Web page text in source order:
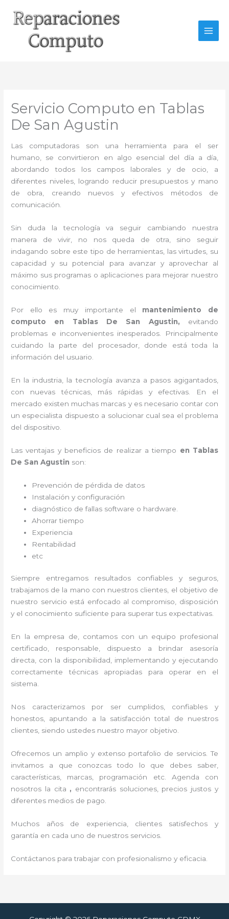
contenido
Servicio Computo en Tablas
De San Agustin
Las computadoras son una herramienta para el ser
humano, se convirtieron en algo esencial del día a día,
abordando todos los campos laborales y de ocio, a
diferentes niveles, logrando reducir presupuestos y mano
de obra, creando nuevos y efectivos métodos de
comunicación.
Sin duda la tecnología va seguir cambiando nuestra
manera de vivir, no nos queda de otra, sino seguir
indagando sobre este tipo de herramientas, las virtudes, su
capacidad y su potencial para avanzar y aprovechar al
máximo sus programas o aplicaciones para mejorar nuestro
conocimiento.
Por ello es muy importante el mantenimiento de
computo en Tablas De San Agustin, evitando
problemas e inconvenientes inesperados. Principalmente
cuidando la parte del procesador, donde está toda la
información del usuario.
En la industria, la tecnología avanza a pasos agigantados,
con nuevas técnicas, más rápidas y efectivas . En el
mercado existen muchas marcas y es necesario contar con
un especialista dispuesto a solucionar cual sea el problema
del dispositivo.
Las ventajas y beneficios de realizar a tiempo en Tablas
De San Agustin son:
Prevención de pérdida de datos
Instalación y configuración
diagnóstico de fallas software o hardware
Ahorrar tiempo
Experiencia
Rentabilidad
etc
Siempre entregamos resultados confiables y seguros,
trabajamos de la mano con nuestros clientes, el objetivo de
nuestro servicio está enfocado al compromiso, disposición
y el conocimiento suficiente para superar tus expectativas.
En la empresa de , contamos con un equipo profesional
certificado, responsable, dispuesto a brindar asesoría
directa, con la disponibilidad, implementando y ejecutando
correctamente técnicas apropiadas para operar en el
sistema.
Nos caracterizamos por ser cumplidos, confiables y
honestos, apuntando a la satisfacción total de nuestros
clientes, siendo ustedes nuestro mayor objetivo.
Ofrecemos un amplio y extenso portafolio de servicios. Te
invitamos a que conozcas todo lo que debes saber,
características, marcas, programación etc. Agenda con
nosotros la cita , encontrarás soluciones, precios justos y
diferentes medios de pago.
Muchos años de experiencia, clientes satisfechos y
garantía en cada uno de nuestros servicios.
Contáctanos para trabajar con profesionalismo y eficacia.